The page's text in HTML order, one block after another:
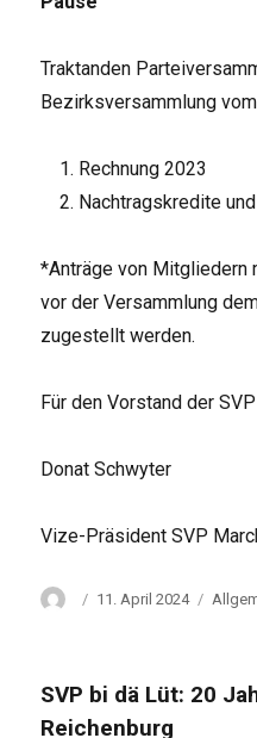
Traktanden
Bezirksversammlung
Rechnung 2023
Nachtragskredite
*Anträge von Mitgliedern
vor der Versammlung
zugestellt werden.
Für den Vorstand der
Donat Schwyter
Vize-Präsident SVP
AutorVeröffentlicht
11. April 2024
SVP bi dä Lüt: 20
Reichenburg